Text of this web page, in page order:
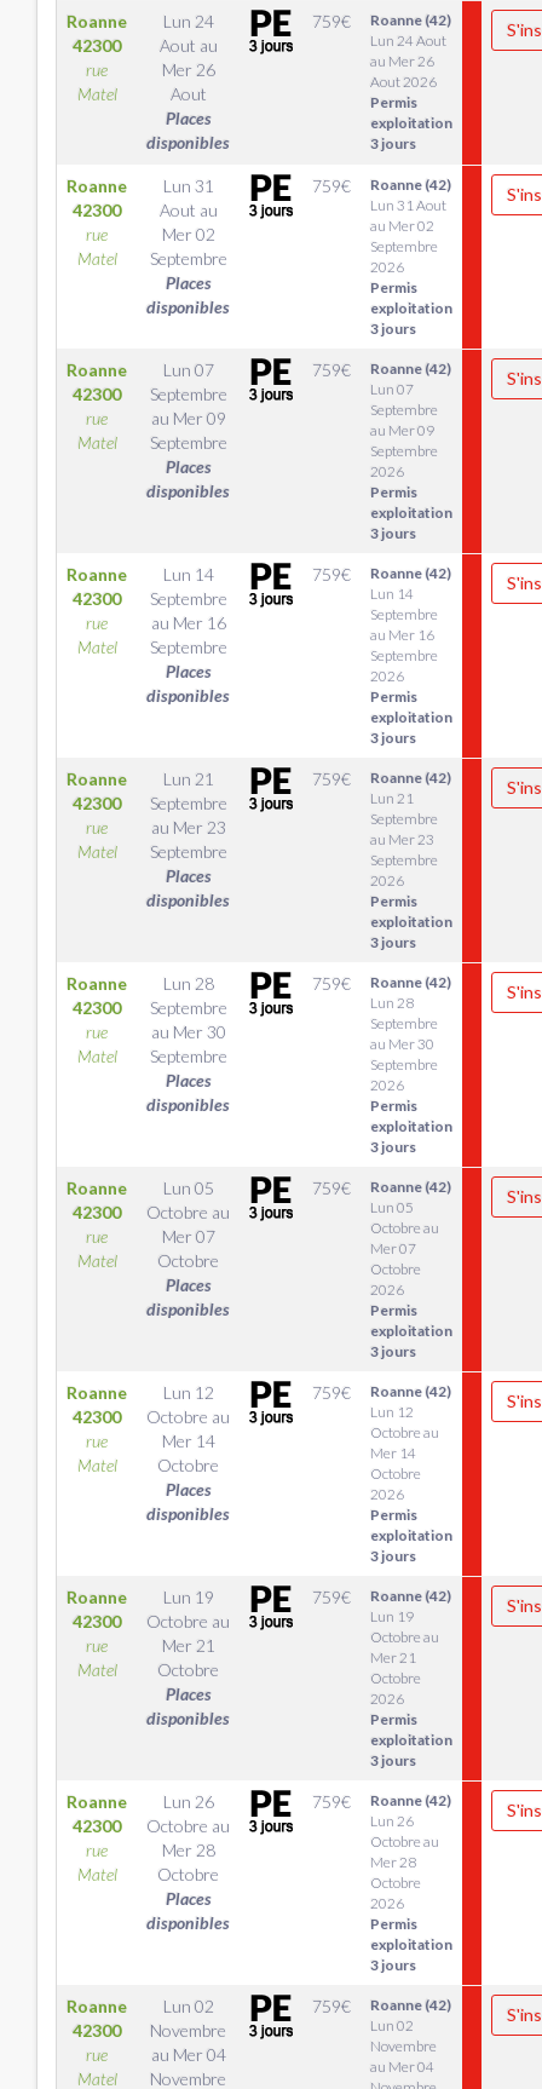
Roanne
42300
rue
Matel
Lun 24
Aout au
Mer 26
Aout
Places
disponibles
759€
Roanne (42)
Lun 24 Aout
au Mer 26
Aout 2026
Permis
exploitation
3 jours
Roanne
42300
rue
Matel
Lun 31
Aout au
Mer 02
Septembre
Places
disponibles
759€
Roanne (42)
Lun 31 Aout
au Mer 02
Septembre
2026
Permis
exploitation
3 jours
Roanne
42300
rue
Matel
Lun 07
Septembre
au Mer 09
Septembre
Places
disponibles
759€
Roanne (42)
Lun 07
Septembre
au Mer 09
Septembre
2026
Permis
exploitation
3 jours
Roanne
42300
rue
Matel
Lun 14
Septembre
au Mer 16
Septembre
Places
disponibles
759€
Roanne (42)
Lun 14
Septembre
au Mer 16
Septembre
2026
Permis
exploitation
3 jours
Roanne
42300
rue
Matel
Lun 21
Septembre
au Mer 23
Septembre
Places
disponibles
759€
Roanne (42)
Lun 21
Septembre
au Mer 23
Septembre
2026
Permis
exploitation
3 jours
Roanne
42300
rue
Matel
Lun 28
Septembre
au Mer 30
Septembre
Places
disponibles
759€
Roanne (42)
Lun 28
Septembre
au Mer 30
Septembre
2026
Permis
exploitation
3 jours
Roanne
42300
rue
Matel
Lun 05
Octobre au
Mer 07
Octobre
Places
disponibles
759€
Roanne (42)
Lun 05
Octobre au
Mer 07
Octobre
2026
Permis
exploitation
3 jours
Roanne
42300
rue
Matel
Lun 12
Octobre au
Mer 14
Octobre
Places
disponibles
759€
Roanne (42)
Lun 12
Octobre au
Mer 14
Octobre
2026
Permis
exploitation
3 jours
Roanne
42300
rue
Matel
Lun 19
Octobre au
Mer 21
Octobre
Places
disponibles
759€
Roanne (42)
Lun 19
Octobre au
Mer 21
Octobre
2026
Permis
exploitation
3 jours
Roanne
42300
rue
Matel
Lun 26
Octobre au
Mer 28
Octobre
Places
disponibles
759€
Roanne (42)
Lun 26
Octobre au
Mer 28
Octobre
2026
Permis
exploitation
3 jours
Roanne
42300
rue
Matel
Lun 02
Novembre
au Mer 04
Novembre
759€
Roanne (42)
Lun 02
Novembre
au Mer 04